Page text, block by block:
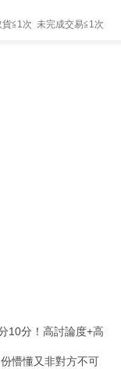
≦1次 未完成交易≦1次
10分！高討論度+高
懵懂又非對方不可